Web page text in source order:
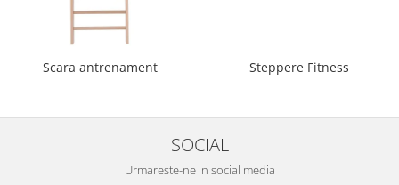
Biciclete copii cu roti 16 inch (4-9
Biciclete copii cu roti 20 inch
Biciclete cu roti 24 inch
Biciclete cu roti 27 inch
Biciclete fara pedale
Scara antrenament Steppere Fitness
SOCIAL
Urmareste-ne in social media